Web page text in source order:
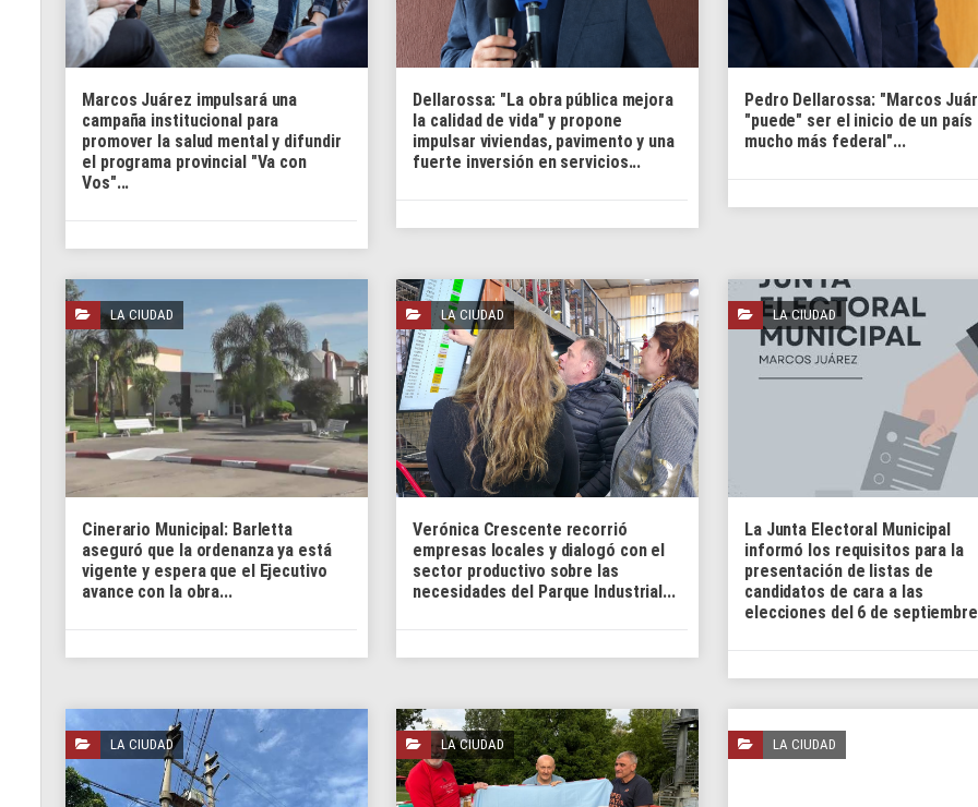
Marcos Juárez impulsará una
campaña institucional para
promover la salud mental y difundir
el programa provincial "Va con
Vos"...
Dellarossa: "La obra pública mejora
la calidad de vida" y propone
impulsar viviendas, pavimento y una
fuerte inversión en servicios...
Pedro Dellarossa: "Marcos
"puede" ser el inicio de un país
mucho más federal"...
LA CIUDAD
Cinerario Municipal: Barletta
aseguró que la ordenanza ya está
vigente y espera que el Ejecutivo
avance con la obra...
LA CIUDAD
Verónica Crescente recorrió
empresas locales y dialogó con el
sector productivo sobre las
necesidades del Parque Industrial...
LA CIUDAD
La Junta Electoral Municipal
informó los requisitos para la
presentación de listas de
candidatos de cara a las
elecciones del 6 de
LA CIUDAD LA CIUDAD LA CIUDAD